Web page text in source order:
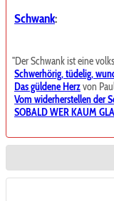
Schwank:
"Der Schwank ist eine
Schwerhörig, tüdelig,
Das güldene Herzvon
Vom widerherstellen der
SOBALD WER KAUM